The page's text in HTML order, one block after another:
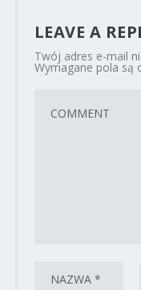
LEAVE A
Twój adres e-mail
Wymagane pola są